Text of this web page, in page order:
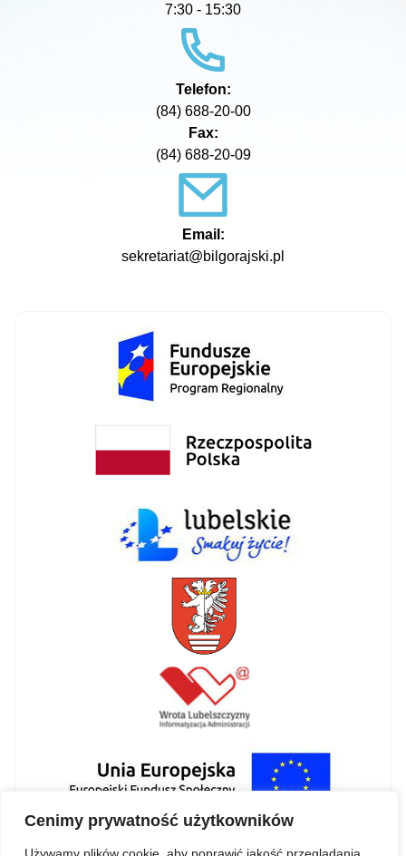
Cenimy prywatność użytkowników
7:30 - 15:30
Telefon:
(84) 688-20-00
Fax:
(84) 688-20-09
Email:
sekretariat@bilgorajski.pl